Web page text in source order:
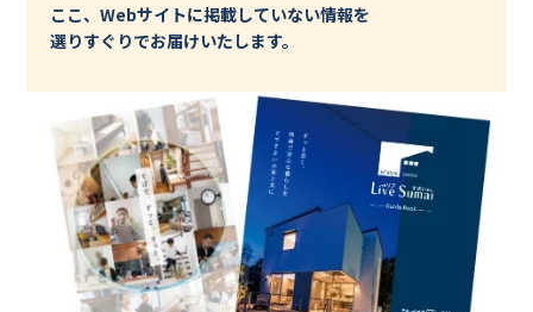
ここ、Webサイトに掲載していない情報を
選りすぐりでお届けいたします。